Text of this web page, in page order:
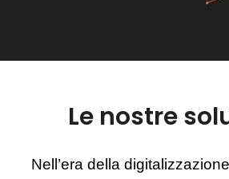
Le nostre
Nell’era della